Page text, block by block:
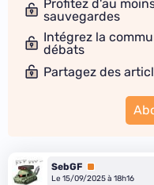
Profitez d'au
sauvegardes
Intégrez la
débats
Partagez des
SebGF Premium
Le 15/09/2025 à 18h16